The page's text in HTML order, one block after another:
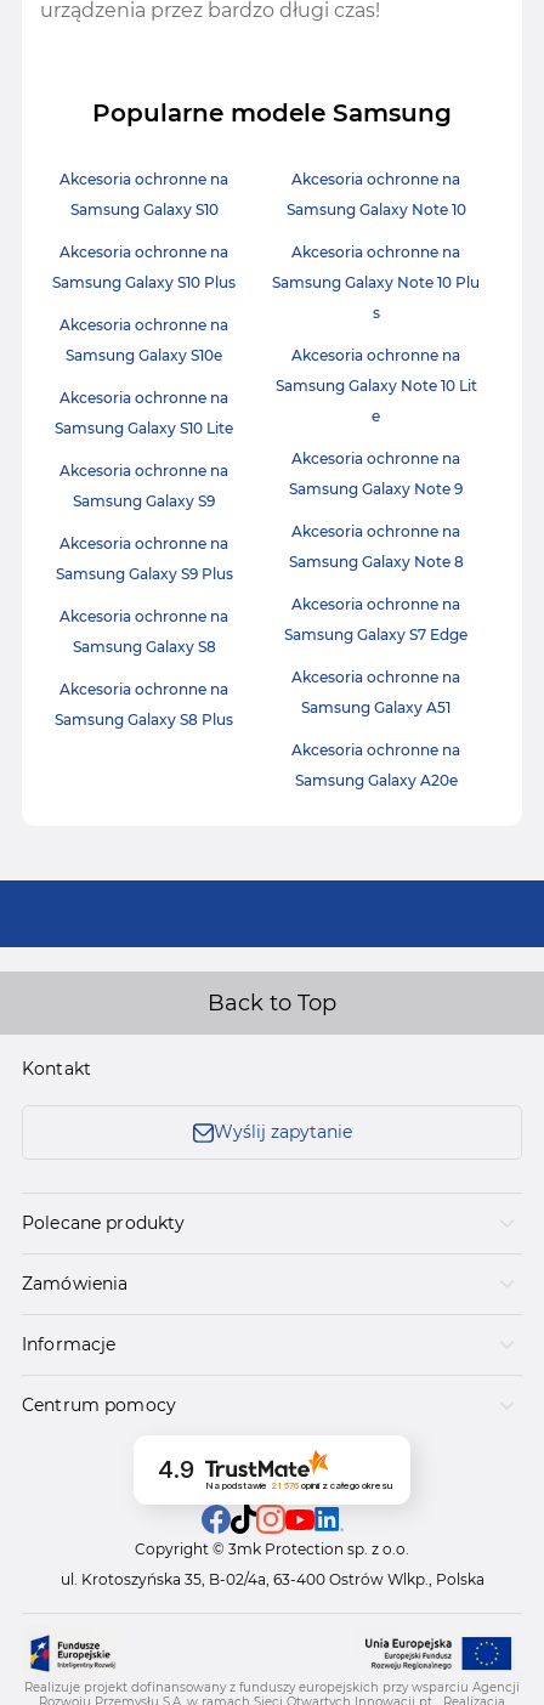
urządzenia przez bardzo długi czas!
Popularne modele Samsung
Akcesoria ochronne na
Samsung Galaxy S10
Akcesoria ochronne na
Samsung Galaxy S10 Plus
Akcesoria ochronne na
Samsung Galaxy S10e
Akcesoria ochronne na
Samsung Galaxy S10 Lite
Akcesoria ochronne na
Samsung Galaxy S9
Akcesoria ochronne na
Samsung Galaxy S9 Plus
Akcesoria ochronne na
Samsung Galaxy S8
Akcesoria ochronne na
Samsung Galaxy S8 Plus
Akcesoria ochronne na
Samsung Galaxy Note 10
Akcesoria ochronne na
Samsung Galaxy Note 10 Plu
s
Akcesoria ochronne na
Samsung Galaxy Note 10 Lit
e
Akcesoria ochronne na
Samsung Galaxy Note 9
Akcesoria ochronne na
Samsung Galaxy Note 8
Akcesoria ochronne na
Samsung Galaxy S7 Edge
Akcesoria ochronne na
Samsung Galaxy A51
Akcesoria ochronne na
Samsung Galaxy A20e
Back to Top
Kontakt
Wyślij zapytanie
Polecane produkty
Zamówienia
Informacje
Centrum pomocy
4.9
Na podstawie 21 576opinii z całego okresu
Copyright © 3mk Protection sp. z o.o.
ul. Krotoszyńska 35, B-02/4a, 63-400 Ostrów Wlkp., Polska
Realizuje projekt dofinansowany z funduszy europejskich przy wsparciu Agencji